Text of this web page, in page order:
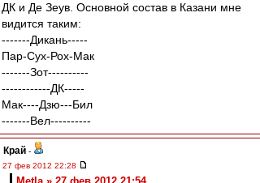
ДК и Де Зеув. Основной состав в Казани мне
видится таким:
-------Дикань-----
Пар-Сух-Рох-Мак
-------Зот----------
------------ДК-----
Мак----Дзю---Бил
-------Вел----------
Край -
27 фев 2012 22:28